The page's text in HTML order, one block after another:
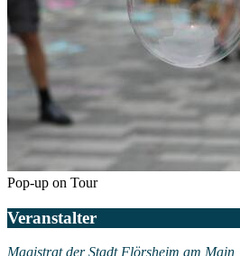
Pop-up on Tour
Veranstalter
Magistrat der Stadt Flörsheim am Main